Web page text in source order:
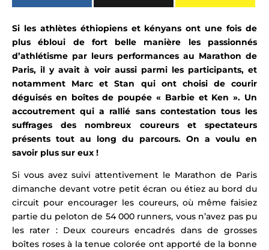
Si les athlèteséthiopiens et kényans ont une fois de
plus ébloui de fort belle manière les passionnés
d’athlétisme par leurs performances au Marathon de
Paris,il y avait à voir aussi parmi les participants, et
notamment Marc et Stan qui ont choisi de courir
déguisés en boîtes de poupée « Barbie et Ken ». Un
accoutrement qui a rallié sans contestation tous les
suffrages des nombreux coureurs et spectateurs
présents tout au long du parcours. On a voulu en
savoir plus sur eux !
Si vous avez suivi attentivement le Marathon de Paris
dimanche devant votre petit écran ou étiez au bord du
circuit pour encourager les coureurs, où même faisiez
partie du peloton de 54 000 runners, vous n’avez pas pu
les rater : Deuxcoureurs encadrés dans de grosses
boîtes roses à la tenue colorée ont apporté de la bonne